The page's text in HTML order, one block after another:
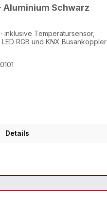
Aluminium Schwarz
inklusive Temperatursensor,
RGB und KNX Busankoppler
Details